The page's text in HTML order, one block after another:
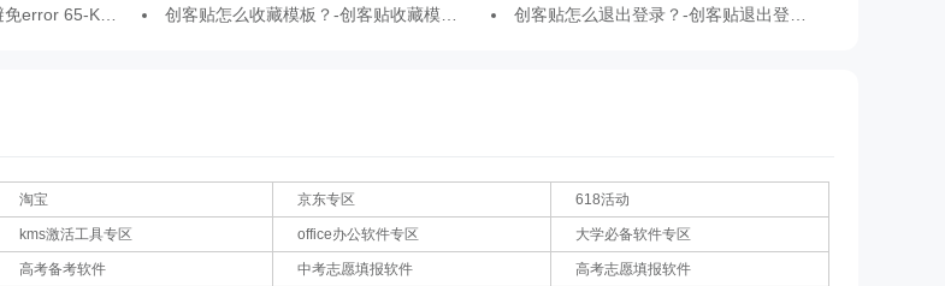
真中避免error 65的方法 创客贴怎么收藏模板？-创客贴收藏模板的方法 创客贴怎么退出登录？-创客贴退出登录的方法
淘宝 京东专区 618活动
kms激活工具专区 office办公软件专区 大学必备软件专区
高考备考软件 中考志愿填报软件 高考志愿填报软件